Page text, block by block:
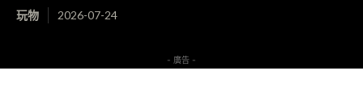
玩物 2026-07-24
- 廣告 -